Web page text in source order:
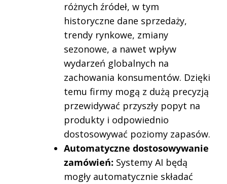
różnych źródeł, w tym
historyczne dane sprzedaży,
trendy rynkowe, zmiany
sezonowe, a nawet wpływ
wydarzeń globalnych na
zachowania konsumentów. Dzięki
temu firmy mogą z dużą precyzją
przewidywać przyszły popyt na
produkty i odpowiednio
dostosowywać poziomy zapasów.
Automatyczne dostosowywanie
zamówień: Systemy AI będą
mogły automatycznie składać